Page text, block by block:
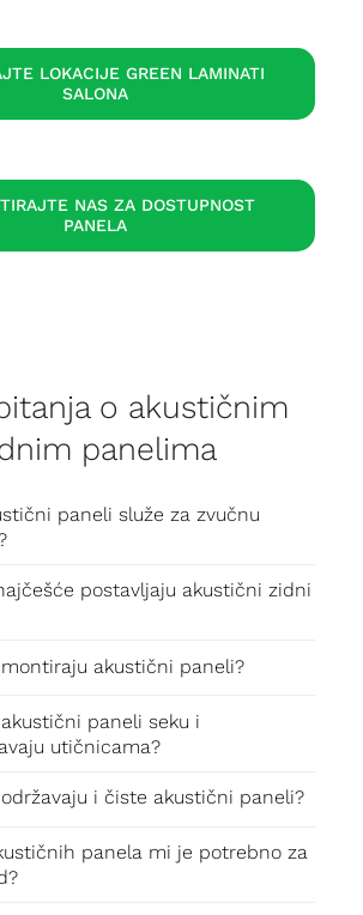
LOKACIJE GREEN LAMINATI
SALONA
NAS ZA DOSTUPNOST
PANELA
o akustičnim
panelima
paneli služe za zvučnu
postavljaju akustični zidni
montiraju akustični paneli?
paneli seku i
utičnicama?
i čiste akustični paneli?
panela mi je potrebno za